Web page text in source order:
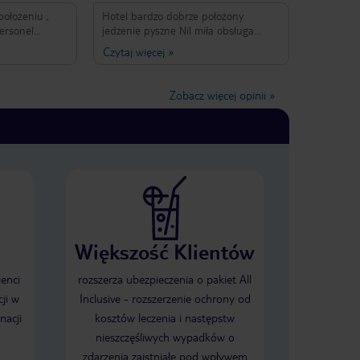
,
Nil ,
Hotel bardzo dobrze położony
jedzenie pyszne Nil miła obsługa
basen super
Czytaj więcej »
Zobacz więcej opinii »
w
Większość Klientów
rozszerza ubezpieczenia o pakiet All
Inclusive - rozszerzenie ochrony od
kosztów leczenia i następstw
nieszczęśliwych wypadków o
zdarzenia zaistniałe pod wpływem